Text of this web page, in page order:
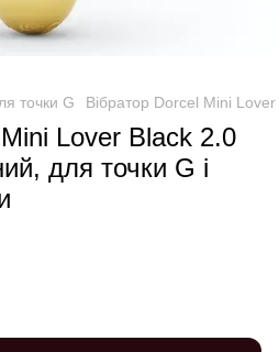
точки G Вібратор Dorcel Mini
Lover Black 2.0
для точки G і